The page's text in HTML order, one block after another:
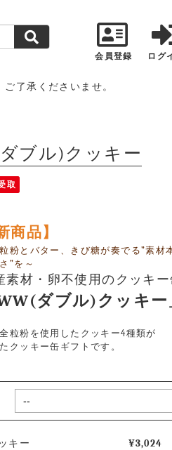
会員登録 ログ
了承くださいませ。
ブル)クッキー
取
商品】
粉とバター、きび糖が奏でる”素材
”を～
素材・卵不使用のクッキー
WW(ダブル)クッキー
粒粉を使用したクッキー4種類が
クッキー缶ギフトです。
キー ¥3,024